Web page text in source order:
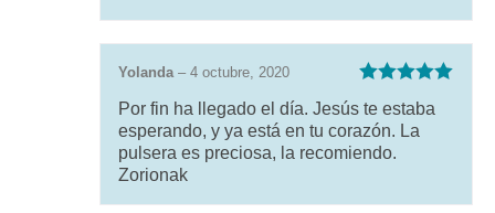
5de 5
Yolanda – 4 octubre, 2020
Por fin ha llegado el día. Jesús te estaba
esperando, y ya está en tu corazón. La
pulsera es preciosa, la recomiendo.
Zorionak